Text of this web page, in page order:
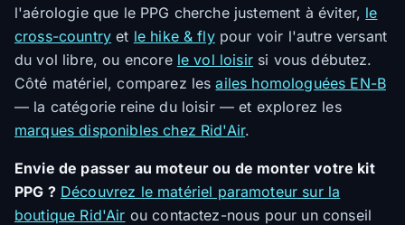
l'aérologie que le PPG cherche justement à éviter, le
cross-country et le hike & flypour voir l'autre versant
du vol libre, ou encore le vol loisirsi vous débutez.
Côté matériel, comparez lesailes homologuées EN-B
— la catégorie reine du loisir — et explorez les
marques disponibles chez Rid'Air.
Envie de passer au moteur ou de monter votre kit
PPG ? Découvrez le matériel paramoteur sur la
boutique Rid'Air ou contactez-nous pour un conseil